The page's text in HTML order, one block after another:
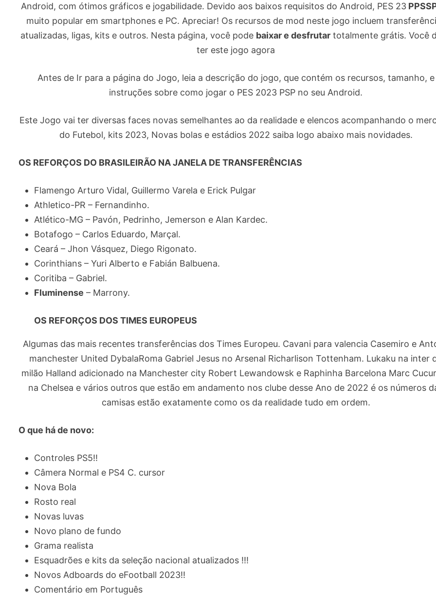
Android, com ótimos gráficos e jogabilidade. Devido aos baixos requisitos do Android, PES 23
muito popular em smartphones e PC. Apreciar! Os recursos de mod neste jogo incluem
atualizadas, ligas, kits e outros. Nesta página, você pode baixar e desfrutartotalmente grátis. Você
ter este jogo agora
Antes de Ir para a página do Jogo, leia a descrição do jogo, que contém os recursos, tamanho, e
instruções sobre como jogar o PES 2023 PSP no seu Android.
Este Jogo vai ter diversas faces novas semelhantes ao da realidade e elencos acompanhando o
do Futebol, kits 2023, Novas bolas e estádios 2022 saiba logo abaixo mais novidades.
OS REFORÇOS DO BRASILEIRÃO NA JANELA DE TRANSFERÊNCIAS
Flamengo Arturo Vidal, Guillermo Varela e Erick Pulgar
Athletico-PR – Fernandinho.
Atlético-MG – Pavón, Pedrinho, Jemerson e Alan Kardec.
Botafogo – Carlos Eduardo, Marçal.
Ceará – Jhon Vásquez, Diego Rigonato.
Corinthians – Yuri Alberto e Fabián Balbuena.
Coritiba – Gabriel.
Fluminense – Marrony.
OS REFORÇOS DOS TIMES EUROPEUS
Algumas das mais recentes transferências dos Times Europeu. Cavani para valencia Casemiro e
manchester United DybalaRoma Gabriel Jesus no Arsenal Richarlison Tottenham. Lukaku na inter
milão Halland adicionado na Manchester city Robert Lewandowsk e Raphinha Barcelona Marc
na Chelsea e vários outros que estão em andamento nos clube desse Ano de 2022 é os números
camisas estão exatamente como os da realidade tudo em ordem.
O que há de novo:
Controles PS5!!
Câmera Normal e PS4 C. cursor
Nova Bola
Rosto real
Novas luvas
Novo plano de fundo
Grama realista
Esquadrões e kits da seleção nacional atualizados !!!
Novos Adboards do eFootball 2023!!
Comentário em Português